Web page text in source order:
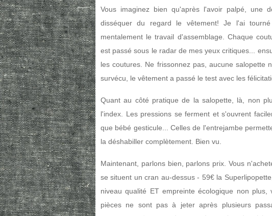
Vous imaginez bien qu'après l'avoir palpé, une
disséquer du regard le vêtement! Je l'ai
mentalement le travail d'assemblage. Chaque
est passé sous le radar de mes yeux critiques...
les coutures. Ne frissonnez pas, aucune salopette
survécu, le vêtement a passé le test avec les
Quant au côté pratique de la salopette, là, non
l'index. Les pressions se ferment et s'ouvrent
que bébé gesticule... Celles de l'entrejambe
la déshabiller complètement. Bien vu.
Maintenant, parlons bien, parlons prix. Vous
se situent un cran au-dessus - 59€ la
niveau qualité ET empreinte écologique non
pièces ne sont pas à jeter après plusieurs